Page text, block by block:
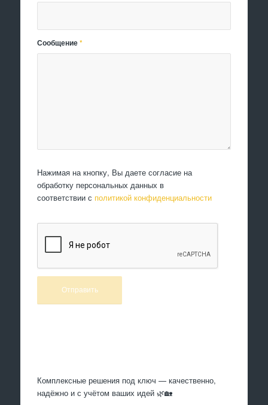
Сообщение*
Нажимая на кнопку, Вы даете согласие на
обработку персональных данных в
соответствии с политикой конфиденциальности
Комплексные решения под ключ — качественно,
надёжно и с учётом ваших идей 🌿🏡